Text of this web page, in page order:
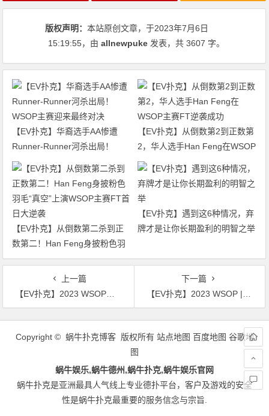
版权声明：本站原创文章，于2023年7月6日
15:19:55，由allnewpuke 发表，共 3607 字。
【EV扑克】华裔选手AA惨遭
Runner-Runner河杀出局！
WSOP主赛迎来最终对决
【EV扑克】从倒数第2到正数第
2，华人选手Han Feng在WSOP
主赛FT逆袭成功
【EV扑克】从倒数第二杀到正
数第二！Han Feng身披粉色羽
毛“真空”上演WSOP主赛FT首日
【EV扑克】遇到这6种情况，弃
牌才是让你长期盈利的明智之举
上一篇
【EV扑克】2023 WSOP主赛Day1b落幕，目前共有819名选手晋级！
下一篇
【EV扑克】2023 WSOP | 主赛事Day 1B，谢浩琦领衔众多国人选手挺进下一轮
文
Copyright © 蜗牛扑克博客 版权所有 站点地图 百度地图 谷歌地
图
蜗牛娱乐,蜗牛德州,蜗牛扑克,蜗牛娱乐官网
蜗牛扑克是亚洲最具人气线上专业德扑平台，客户及游戏的安全
性是蜗牛扑克最重要的服务信念与宗旨.